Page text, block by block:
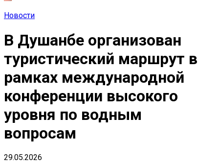
facebook-
twitter-
dribble-
instagram
Новости
В Душанбе организован
туристический маршрут в
рамках международной
конференции высокого
уровня по водным
вопросам
29.05.2026